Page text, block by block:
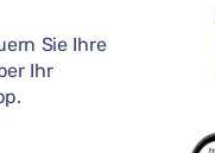
Sie Ihre
Ihr